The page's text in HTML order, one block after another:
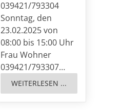
039421/793304
Sonntag, den
23.02.2025 von
08:00 bis 15:00 Uhr
Frau Wohner
039421/793307…
WEITERLESEN ...